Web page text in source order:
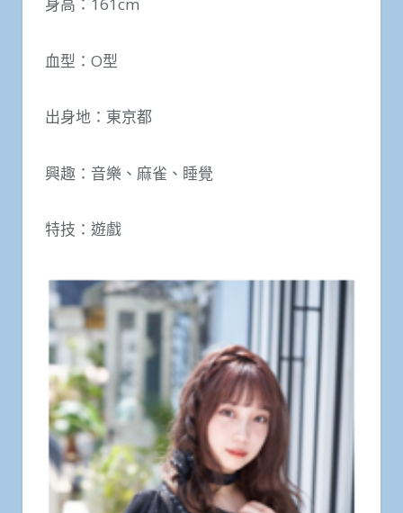
身高：161cm
血型：O型
出身地：東京都
興趣：音樂、麻雀、睡覺
特技：遊戲